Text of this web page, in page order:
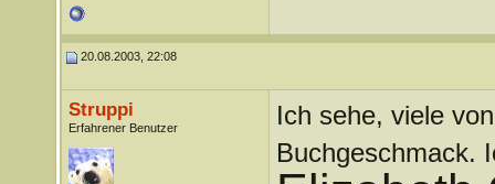
20.08.2003, 22:08
Struppi
Erfahrener Benutzer
Ich sehe, viele
Buchgeschmack.